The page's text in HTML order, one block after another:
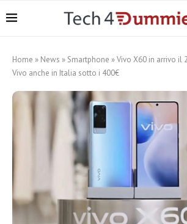
Home » News » Smartphone »Vivo X60 in arrivo il
Vivo anche in Italia sotto i 400€